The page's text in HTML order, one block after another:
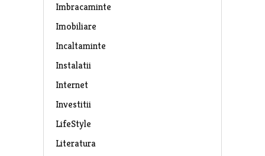
Imbracaminte
Imobiliare
Incaltaminte
Instalatii
Internet
Investitii
LifeStyle
Literatura